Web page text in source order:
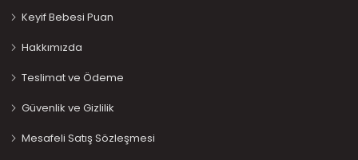
Keyif Bebesi Puan
Hakkımızda
Teslimat ve Ödeme
Güvenlik ve Gizlilik
Mesafeli Satış Sözleşmesi